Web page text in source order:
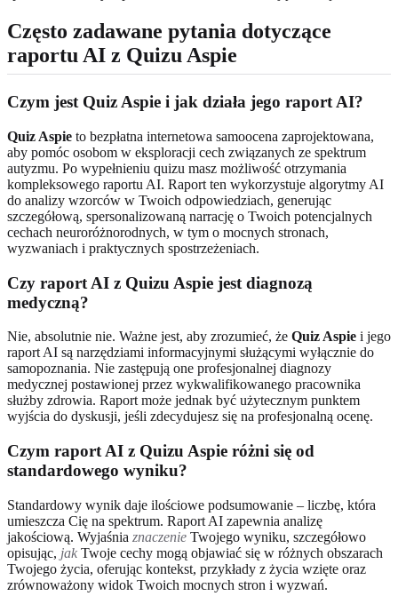
Często zadawane pytania dotyczące
raportu AI z Quizu Aspie
Czym jest Quiz Aspie i jak działa jego raport AI?
Quiz Aspie to bezpłatna internetowa samoocena zaprojektowana,
aby pomóc osobom w eksploracji cech związanych ze spektrum
autyzmu. Po wypełnieniu quizu masz możliwość otrzymania
kompleksowego raportu AI. Raport ten wykorzystuje algorytmy AI
do analizy wzorców w Twoich odpowiedziach, generując
szczegółową, spersonalizowaną narrację o Twoich potencjalnych
cechach neuroróżnorodnych, w tym o mocnych stronach,
wyzwaniach i praktycznych spostrzeżeniach.
Czy raport AI z Quizu Aspie jest diagnozą
medyczną?
Nie, absolutnie nie. Ważne jest, aby zrozumieć, że Quiz Aspie i jego
raport AI są narzędziami informacyjnymi służącymi wyłącznie do
samopoznania. Nie zastępują one profesjonalnej diagnozy
medycznej postawionej przez wykwalifikowanego pracownika
służby zdrowia. Raport może jednak być użytecznym punktem
wyjścia do dyskusji, jeśli zdecydujesz się na profesjonalną ocenę.
Czym raport AI z Quizu Aspie różni się od
standardowego wyniku?
Standardowy wynik daje ilościowe podsumowanie – liczbę, która
umieszcza Cię na spektrum. Raport AI zapewnia analizę
jakościową. Wyjaśnia znaczenie Twojego wyniku, szczegółowo
opisując, jak Twoje cechy mogą objawiać się w różnych obszarach
Twojego życia, oferując kontekst, przykłady z życia wzięte oraz
zrównoważony widok Twoich mocnych stron i wyzwań.